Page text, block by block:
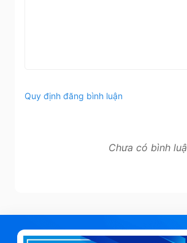
Quy định đăng bình luận
Chưa có bình